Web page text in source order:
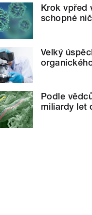
Krok vpřed
schopné
Velký
Podle
miliardy let